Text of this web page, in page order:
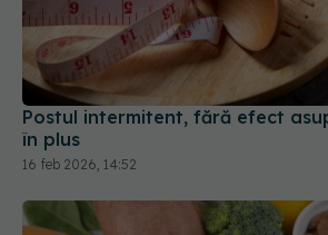
Postul intermitent, fără efect
în plus
16 feb 2026, 14:52